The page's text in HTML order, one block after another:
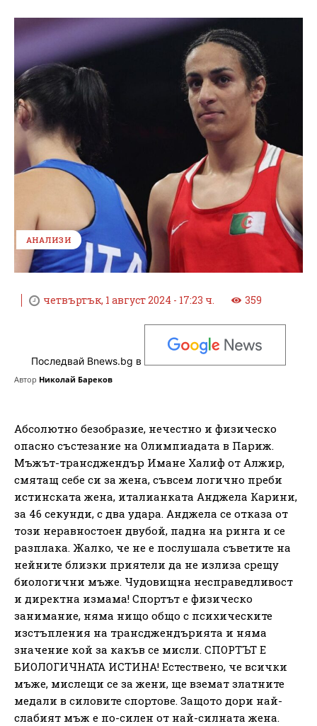
АНАЛИЗИ
четвъртък, 1 август 2024 - 17:23 ч. 359
Последвай Bnews.bg в
Автор Николай Бареков
Абсолютно безобразие, нечестно и физическо
опасно състезание на Олимпиадата в Париж.
Мъжът-трансджендър Имане Халиф от Алжир,
смятащ себе си за жена, съвсем логично преби
истинската жена, италианката Анджела Карини,
за 46 секунди, с два удара. Анджела се отказа от
този неравностоен двубой, падна на ринга и се
разплака. Жалко, че не е послушала съветите на
нейните близки приятели да не излиза срещу
биологични мъже. Чудовищна несправедливост
и директна измама! Спортът е физическо
занимание, няма нищо общо с психическите
изстъпления на трансджендърията и няма
значение кой за какъв се мисли. СПОРТЪТ Е
БИОЛОГИЧНАТА ИСТИНА! Естествено, че всички
мъже, мислещи се за жени, ще вземат златните
медали в силовите спортове. Защото дори най-
слабият мъж е по-силен от най-силната жена.